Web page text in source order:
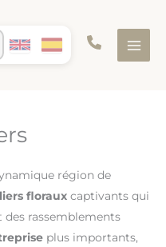
région de
floraux captivants qui
des rassemblements
plus importants,